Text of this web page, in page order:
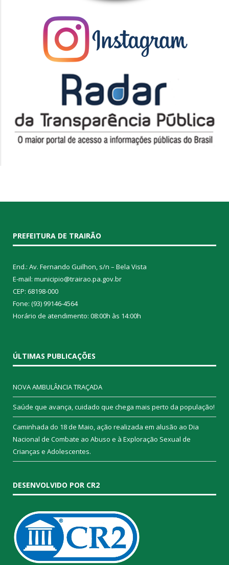
PREFEITURA DE TRAIRÃO
End.: Av. Fernando Guilhon, s/n – Bela Vista
E-mail: municipio@trairao.pa.gov.br
CEP: 68198-000
Fone: (93) 99146-4564
Horário de atendimento: 08:00h às 14:00h
ÚLTIMAS PUBLICAÇÕES
NOVA AMBULÂNCIA TRAÇADA
Saúde que avança, cuidado que chega mais perto da população!
Caminhada do 18 de Maio, ação realizada em alusão ao Dia
Nacional de Combate ao Abuso e à Exploração Sexual de
Crianças e Adolescentes.
DESENVOLVIDO POR CR2